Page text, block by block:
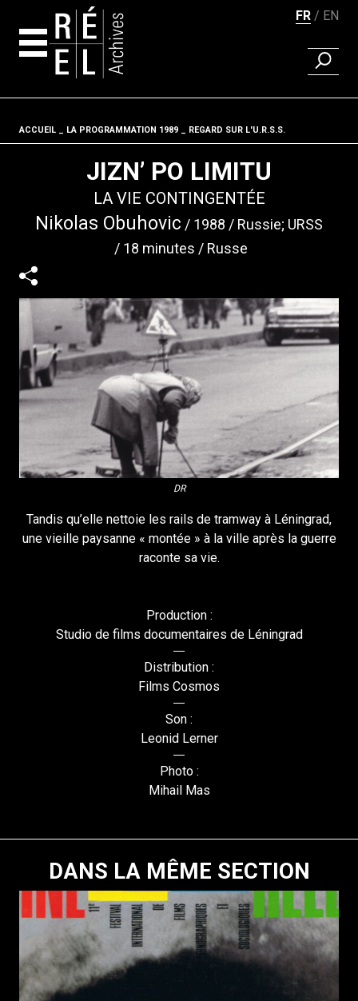
FR EN
Fil d'ariane
ACCUEIL LA PROGRAMMATION 1989 REGARD SUR L'U.R.S.S.
JIZN’ PO LIMITU
LA VIE CONTINGENTÉE
Nikolas Obuhovic 1988
Russie; URSS
18 minutes
Russe
DR
Tandis qu’elle nettoie les rails de tramway à Léningrad,
une vieille paysanne « montée » à la ville après la guerre
raconte sa vie.
Production :
Studio de films documentaires de Léningrad
Distribution :
Films Cosmos
Son :
Leonid Lerner
Photo :
Mihail Mas
DANS LA MÊME SECTION